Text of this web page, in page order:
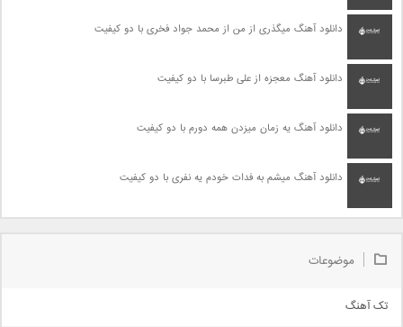
دانلود آهنگ میگذری از من از محمد جواد فخری با دو کیفیت
دانلود آهنگ معجزه از علی طبرسا با دو کیفیت
دانلود آهنگ یه زمان میزدن همه دورم با دو کیفیت
دانلود آهنگ میشم به فدات خودم یه نفری با دو کیفیت
موضوعات
تک آهنگ